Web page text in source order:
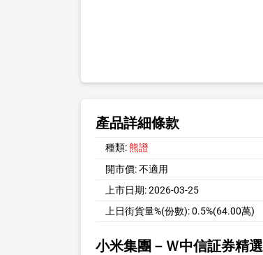
產品詳細條款
種類:熊證
開市價:不適用
上市日期:2026-03-25
上日街貨量%(份數):0.5%(64.00萬)
小米集團－Ｗ中信証券精選